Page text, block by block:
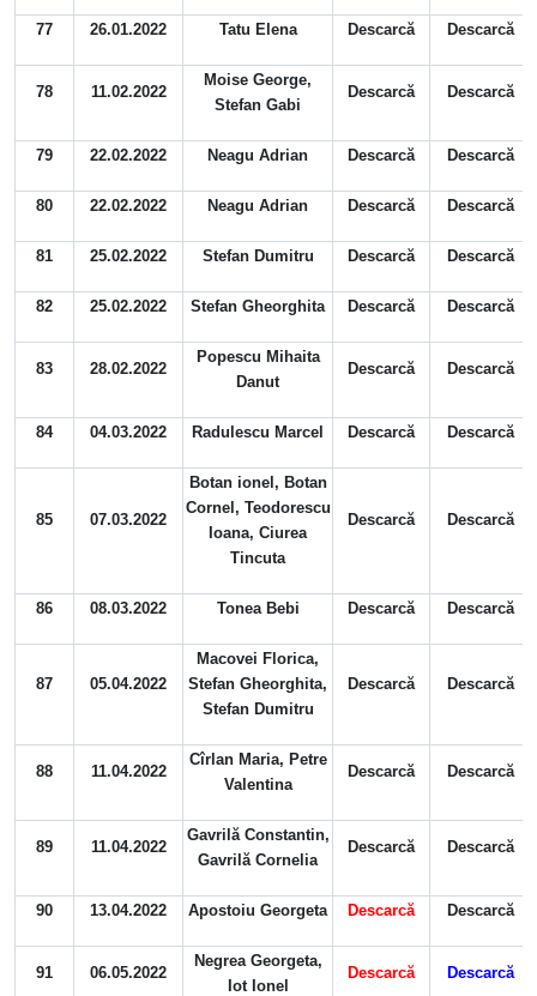
77 26.01.2022 Tatu Elena Descarcă Descarcă
78 11.02.2022
Moise George,
Stefan Gabi
Descarcă Descarcă
79 22.02.2022 Neagu Adrian Descarcă Descarcă
80 22.02.2022 Neagu Adrian Descarcă Descarcă
81 25.02.2022 Stefan Dumitru Descarcă Descarcă
82 25.02.2022 Stefan Gheorghita Descarcă Descarcă
83 28.02.2022
Popescu Mihaita
Danut
Descarcă Descarcă
84 04.03.2022 Radulescu Marcel Descarcă Descarcă
85 07.03.2022
Botan ionel, Botan
Cornel, Teodorescu
Ioana, Ciurea
Tincuta
Descarcă Descarcă
86 08.03.2022 Tonea Bebi Descarcă Descarcă
87 05.04.2022
Macovei Florica,
Stefan Gheorghita,
Stefan Dumitru
Descarcă Descarcă
88 11.04.2022
Cîrlan Maria, Petre
Valentina
Descarcă Descarcă
89 11.04.2022
Gavrilă Constantin,
Gavrilă Cornelia
Descarcă Descarcă
90 13.04.2022 Apostoiu Georgeta Descarcă Descarcă
91 06.05.2022
Negrea Georgeta,
Iot Ionel
Descarcă Descarcă